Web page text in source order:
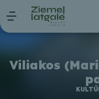
Viliakos